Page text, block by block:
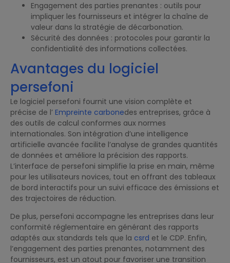
Engagement des parties prenantes : outils pour
impliquer les fournisseurs et intégrer la chaîne de
valeur dans la stratégie de décarbonation.
Sécurité des données : protocoles pour garantir la
confidentialité des informations collectées.
Avantages du logiciel
persefoni
Le logiciel persefoni fournit une vision complète et
précise de l’ Empreinte carbonedes entreprises, grâce à
des outils de calcul conformes aux normes
internationales. Son intégration d’une intelligence
artificielle avancée facilite l’analyse de grandes quantités
de données et améliore la précision des rapports.
L’interface de persefoni simplifie la prise en main, même
pour les utilisateurs novices, tout en offrant des tableaux
de bord interactifs pour un suivi efficace des émissions et
des trajectoires de réduction.
De plus, persefoni accompagne les entreprises dans leur
conformité réglementaire en générant des rapports
adaptés aux standards tels que la csrd et le CDP. Enfin,
l’engagement des parties prenantes, notamment des
fournisseurs, est un atout pour favoriser une transition